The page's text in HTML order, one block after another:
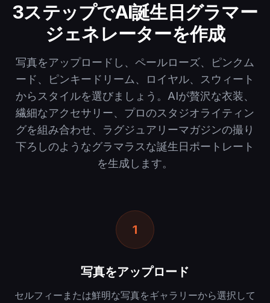
3ステップでAI誕生日グラマー
ジェネレーターを作成
写真をアップロードし、ペールローズ、ピンクム
ード、ピンキードリーム、ロイヤル、スウィート
からスタイルを選びましょう。AIが贅沢な衣装、
繊細なアクセサリー、プロのスタジオライティン
グを組み合わせ、ラグジュアリーマガジンの撮り
下ろしのようなグラマラスな誕生日ポートレート
を生成します。
1
写真をアップロード
セルフィーまたは鮮明な写真をギャラリーから選択して